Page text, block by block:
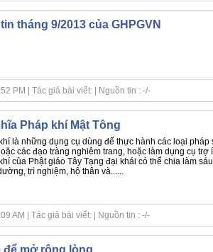
tháng 9/2013 của GHPGVN
PM | Tác giả bài viết: | Nguồn tin : -/-
Pháp khí Mật Tông
là những dụng cụ dùng để thực hành các loại
các đạo tràng nghiêm trang, hoặc làm dụng cụ
của Phật giáo Tây Tạng đại khái có thể chia làm
trì nghiệm, hộ thân và......
AM | Tác giả bài viết: | Nguồn tin : -/-
để mở rộng lòng